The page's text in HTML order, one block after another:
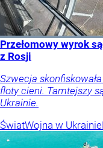
Przełomowy wyrok
z Rosji
Szwecja
floty cieni. Tamtejszy
Ukrainie.
ŚwiatWojna w Ukrainie